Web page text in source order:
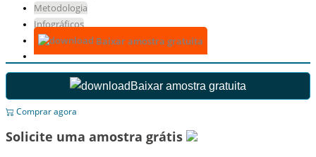
Metodologia
Infográficos
Baixar amostra gratuita
Baixar amostra gratuita
Comprar agora
Solicite uma amostra grátis